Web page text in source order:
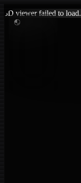
3D viewer failed to load.